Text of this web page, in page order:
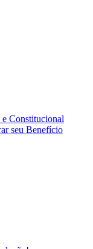
Constitucional
seu Benefício